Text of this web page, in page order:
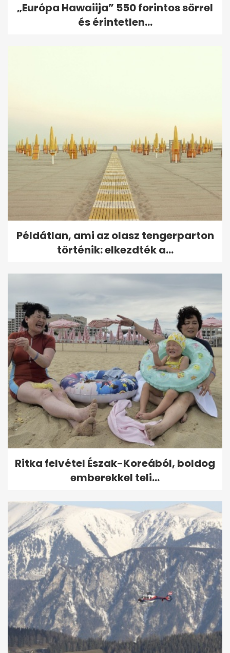
„Európa Hawaiija” 550 forintos sörrel
és érintetlen...
Példátlan, ami az olasz tengerparton
történik: elkezdték a...
Ritka felvétel Észak-Koreából, boldog
emberekkel teli...